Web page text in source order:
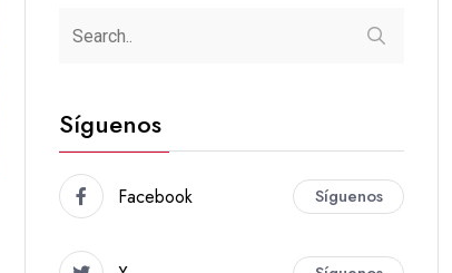
Síguenos
Facebook Síguenos